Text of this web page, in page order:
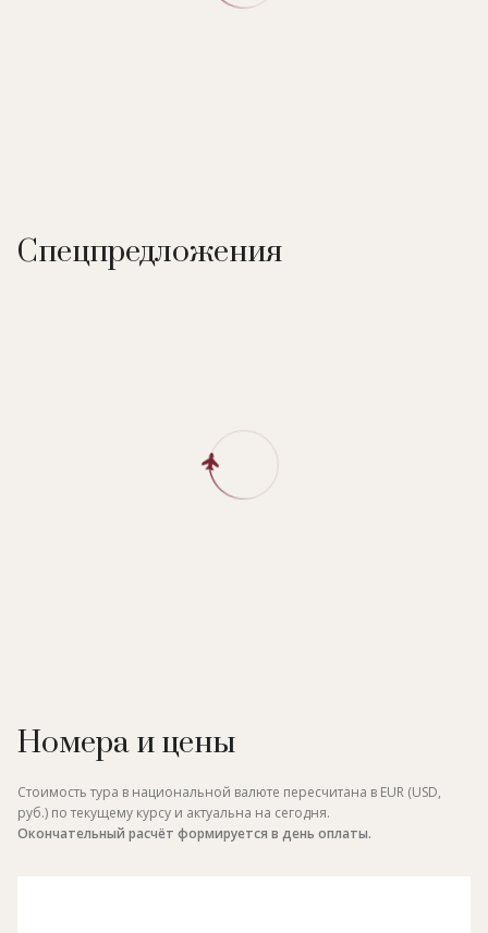
Спецпредложения
Номера и цены
Стоимость тура в национальной валюте пересчитана в EUR (USD,
руб.) по текущему курсу и актуальна на сегодня.
Окончательный расчёт формируется в день оплаты.